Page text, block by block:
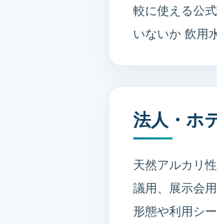
較に使える公
いないか 飲用
法人・ホ
天然アルカリ
議用、展示会
形態や利用シ